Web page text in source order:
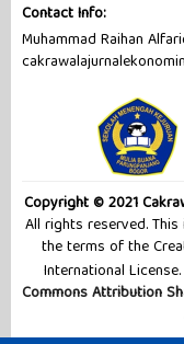
Contact Info:
Muhammad Raihan
Copyright © 2021
All rights reserved.
the terms of the
International
Commons Attribution